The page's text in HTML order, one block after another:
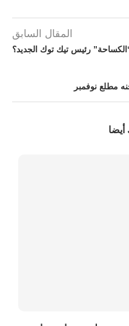
المقال السابق
رئيس تيك توك الجديد؟
مطلع نوفمبر
أيضا